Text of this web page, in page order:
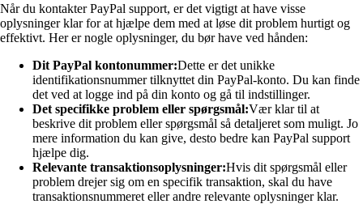
Når du kontakter PayPal support, er det vigtigt at have visse
oplysninger klar for at hjælpe dem med at løse dit problem hurtigt og
effektivt. Her er nogle oplysninger, du bør have ved hånden:
Dit PayPal kontonummer:Dette er det unikke
identifikationsnummer tilknyttet din PayPal-konto. Du kan finde
det ved at logge ind på din konto og gå til indstillinger.
Det specifikke problem eller spørgsmål:Vær klar til at
beskrive dit problem eller spørgsmål så detaljeret som muligt. Jo
mere information du kan give, desto bedre kan PayPal support
hjælpe dig.
Relevante transaktionsoplysninger:Hvis dit spørgsmål eller
problem drejer sig om en specifik transaktion, skal du have
transaktionsnummeret eller andre relevante oplysninger klar.